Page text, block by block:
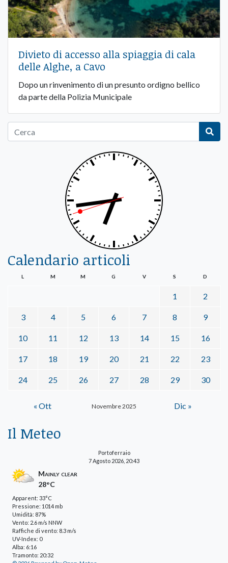
Divieto di accesso alla spiaggia di cala
delle Alghe, a Cavo
Dopo un rinvenimento di un presunto ordigno bellico
da parte della Polizia Municipale
Calendario articoli
Novembre 2025
L M M G V S D
1 2
3 4 5 6 7 8 9
10 11 12 13 14 15 16
17 18 19 20 21 22 23
24 25 26 27 28 29 30
« Ott Dic »
Il Meteo
Portoferraio
7 Agosto 2026, 20:43
Mainly clear
28°C
Apparent: 33°C
Pressione: 1014 mb
Umidità: 87%
Vento: 2.6 m/s NNW
Raffiche di vento: 8.3 m/s
UV-Index: 0
Alba: 6:16
Tramonto: 20:32